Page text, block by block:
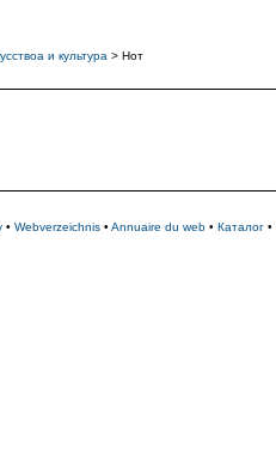
и культура > Нот
• Webverzeichnis • Annuaire du web • Каталог •